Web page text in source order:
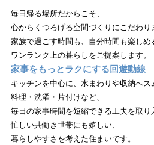
毎日帰る場所だからこそ、
心からくつろげる空間づくりにこだわり
家族で過ごす時間も、自分時間も楽しめ
ワンランク上の暮らしをご提案します。
家事をもっとラクにする回遊動線
キッチンを中心に、水まわりや収納へス
料理・洗濯・片付けなど、
毎日の家事時間を短縮できる工夫を取り
忙しい共働き世帯にも嬉しい、
暮らしやすさを考えた住まいです。